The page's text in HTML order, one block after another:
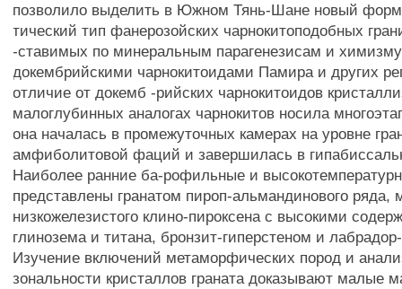
позволило выделить в Южном Тянь-Шане новый
тический тип фанерозойских чарнокитоподобных
-ставимых по минеральным парагенезисам и
докембрийскими чарнокитоидами Памира и других
отличие от докемб -рийских чарнокитоидов
малоглубинных аналогах чарнокитов носила
она началась в промежуточных камерах на уровне
амфиболитовой фаций и завершилась в
Наиболее ранние ба-рофильные и
представлены гранатом пироп-альмандинового ряда,
низкожелезистого клино-пироксена с высокими
глинозема и титана, бронзит-гиперстеном и
Изучение включений метаморфических пород и
зональности кристаллов граната доказывают малые